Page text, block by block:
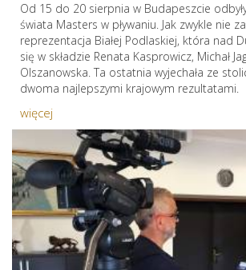
Od 15 do 20 sierpnia w Budapeszcie
świata Masters w pływaniu. Jak zwykle nie
reprezentacja Białej Podlaskiej, która nad
się w składzie Renata Kasprowicz, Michał
Olszanowska. Ta ostatnia wyjechała ze
dwoma najlepszymi krajowym rezultatami.
więcej